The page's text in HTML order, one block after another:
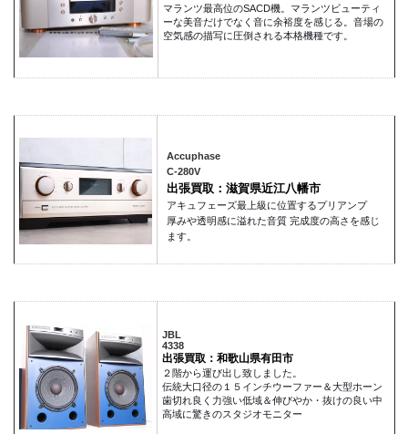
マランツ最高位のSACD機。マランツビューティ
ーな美音だけでなく音に余裕度を感じる。音場の
空気感の描写に圧倒される本格機種です。
Accuphase
C-280V
出張買取：滋賀県近江八幡市
アキュフェーズ最上級に位置するプリアンプ
厚みや透明感に溢れた音質 完成度の高さを感じ
ます。
JBL
4338
出張買取：和歌山県有田市
２階から運び出し致しました。
伝統大口径の１５インチウーファー＆大型ホーン
歯切れ良く力強い低域＆伸びやか・抜けの良い中
高域に驚きのスタジオモニター